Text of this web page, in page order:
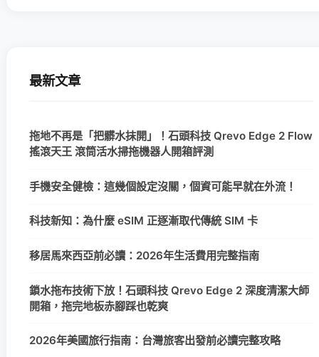
最新文章
拖地不再是「把髒水抹開」！石頭科技 Qrevo Edge 2 Flow
搖滾天王 滾筒活水掃拖機器人開箱評測
手機安全健檢：這幾個設定沒關，個資可能早就在外流！
科技新知：為什麼 eSIM 正逐漸取代傳統 SIM 卡
移居馬來西亞前必讀：2026年生活費用完整指南
鎖水拖布技術下放！石頭科技 Qrevo Edge 2 深度清潔大師
開箱，拖完地板赤腳踩也乾爽
2026年美國旅行指南：台灣旅客出發前必讀完整攻略